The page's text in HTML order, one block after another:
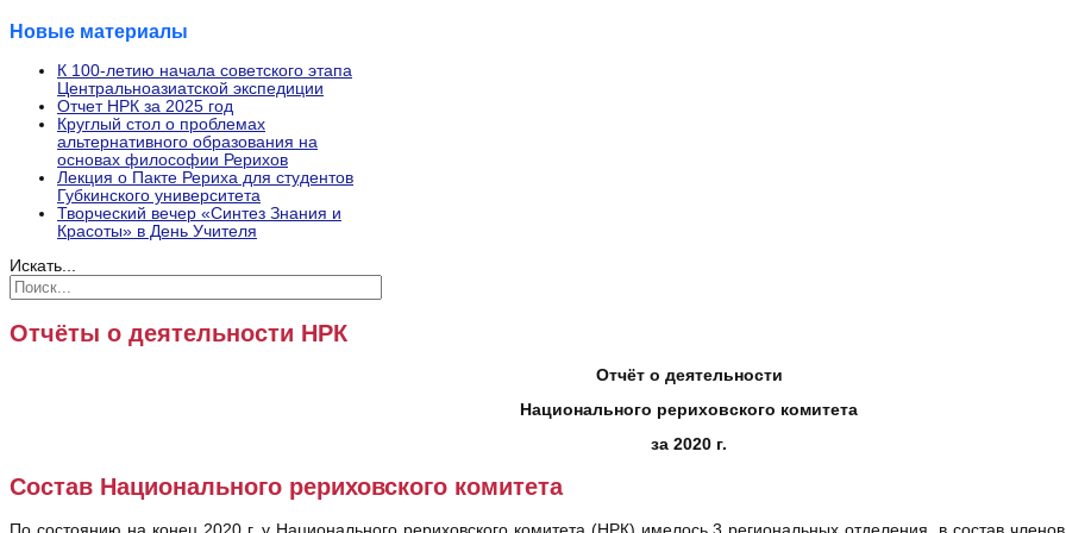
Новые материалы
К 100-летию начала советского этапа
Центральноазиатской экспедиции
Отчет НРК за 2025 год
Круглый стол о проблемах
альтернативного образования на
основах философии Рерихов
Лекция о Пакте Рериха для студентов
Губкинского университета
Творческий вечер «Синтез Знания и
Красоты» в День Учителя
Искать...
Отчёты о деятельности НРК
Отчёт о деятельности
Национального рериховского комитета
за 2020 г.
Состав Национального рериховского комитета
По состоянию на конец 2020 г. у Национального рериховского комитета (НРК) имелось 3 региональных отделения, в состав